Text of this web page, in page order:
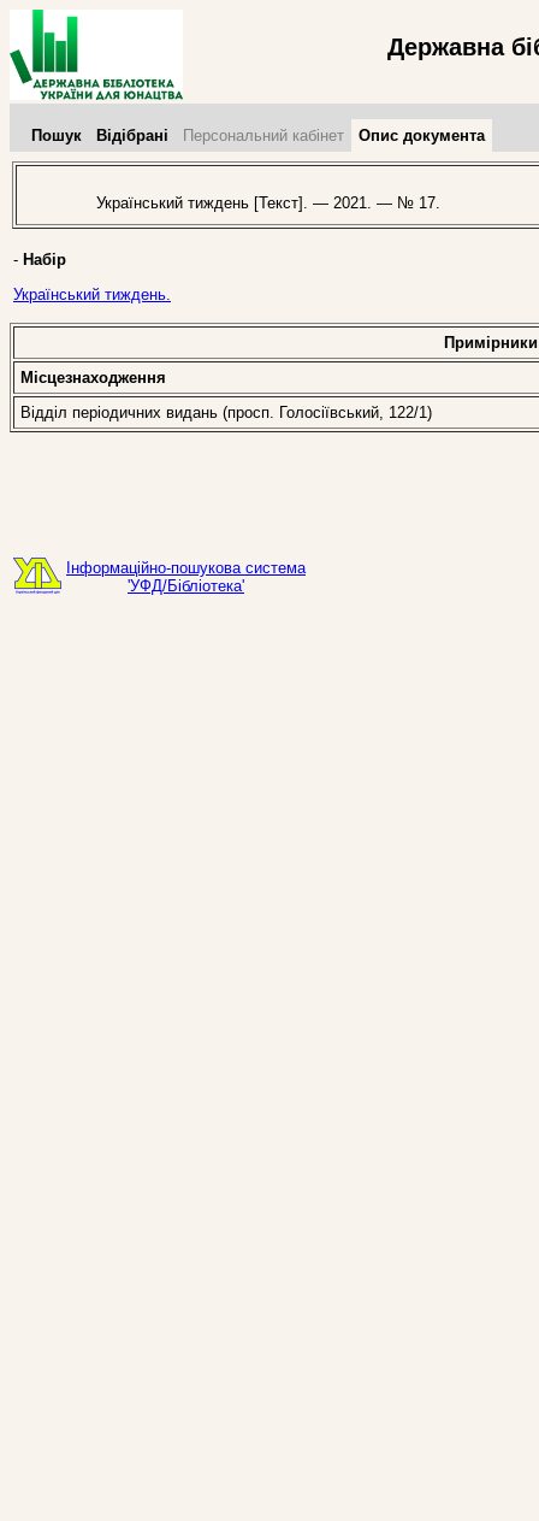
Державна
Пошук Відібрані Персональний кабінет Опис документа
Український тиждень [Текст]. — 2021. — № 17.
- Набір
Український тиждень.
Примірники
Місцезнаходження
Відділ періодичних видань (просп. Голосіївський, 122/1)
Інформаційно-пошукова система
'УФД/Бібліотека'